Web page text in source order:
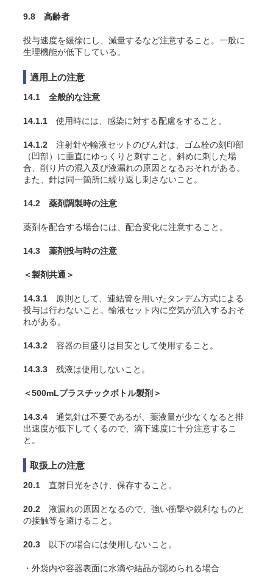
9.8 高齢者
投与速度を緩徐にし、減量するなど注意すること。一般に
生理機能が低下している。
適用上の注意
14.1 全般的な注意
14.1.1 使用時には、感染に対する配慮をすること。
14.1.2 注射針や輸液セットのびん針は、ゴム栓の刻印部
（凹部）に垂直にゆっくりと刺すこと。斜めに刺した場
合、削り片の混入及び液漏れの原因となるおそれがある。
また、針は同一箇所に繰り返し刺さないこと。
14.2 薬剤調製時の注意
薬剤を配合する場合には、配合変化に注意すること。
14.3 薬剤投与時の注意
＜製剤共通＞
14.3.1 原則として、連結管を用いたタンデム方式による
投与は行わないこと。輸液セット内に空気が流入するおそ
れがある。
14.3.2 容器の目盛りは目安として使用すること。
14.3.3 残液は使用しないこと。
＜500mLプラスチックボトル製剤＞
14.3.4 通気針は不要であるが、薬液量が少なくなると排
出速度が低下してくるので、滴下速度に十分注意するこ
と。
取扱上の注意
20.1 直射日光をさけ、保存すること。
20.2 液漏れの原因となるので、強い衝撃や鋭利なものと
の接触等を避けること。
20.3 以下の場合には使用しないこと。
・外袋内や容器表面に水滴や結晶が認められる場合